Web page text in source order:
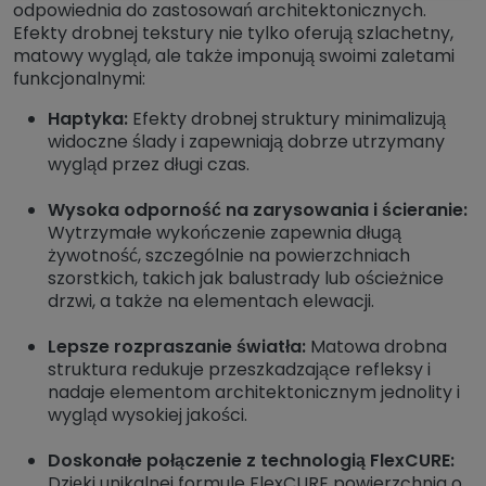
odpowiednia do zastosowań architektonicznych.
Efekty drobnej tekstury nie tylko oferują szlachetny,
matowy wygląd, ale także imponują swoimi zaletami
funkcjonalnymi:
Haptyka: Efekty drobnej struktury minimalizują
widoczne ślady i zapewniają dobrze utrzymany
wygląd przez długi czas.
Wysoka odporność na zarysowania i ścieranie:
Wytrzymałe wykończenie zapewnia długą
żywotność, szczególnie na powierzchniach
szorstkich, takich jak balustrady lub ościeżnice
drzwi, a także na elementach elewacji.
Lepsze rozpraszanie światła: Matowa drobna
struktura redukuje przeszkadzające refleksy i
nadaje elementom architektonicznym jednolity i
wygląd wysokiej jakości.
Doskonałe połączenie z technologią FlexCURE: